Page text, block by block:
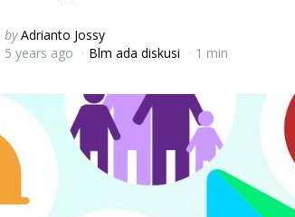
Posted
by
by Adrianto Jossy
5 years ago
Blm ada diskusi 1 min